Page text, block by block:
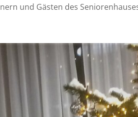
und Gästen des